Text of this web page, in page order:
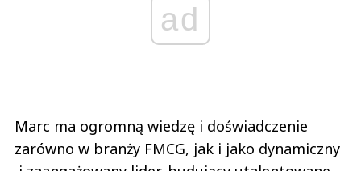
ad
Marc ma ogromną wiedzę i doświadczenie
zarówno w branży FMCG, jak i jako dynamiczny